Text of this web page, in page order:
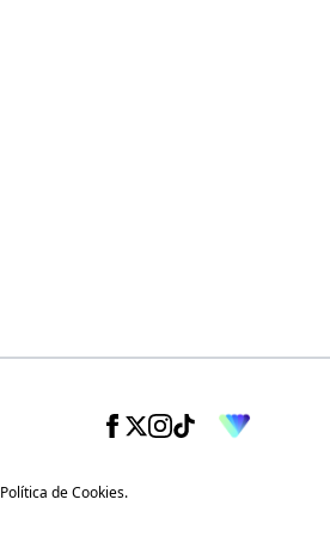
Política de Cookies.